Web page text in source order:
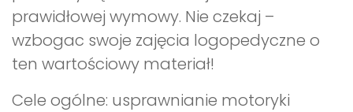
prawidłowej wymowy. Nie czekaj –
wzbogac swoje zajęcia logopedyczne o
ten wartościowy materiał!
Cele ogólne: usprawnianie motoryki